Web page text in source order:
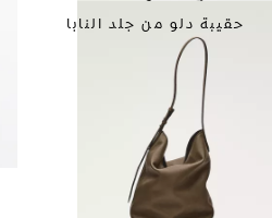
حقيبة دلو من جلد النابا